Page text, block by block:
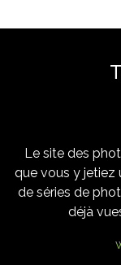
Le site des
que vous y jetiez
de séries de
déjà